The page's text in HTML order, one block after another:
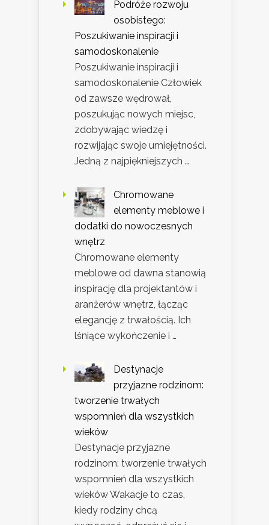
Podróże rozwoju
osobistego:
Poszukiwanie inspiracji i
samodoskonalenie
Poszukiwanie inspiracji i
samodoskonalenie Człowiek
od zawsze wędrował,
poszukując nowych miejsc,
zdobywając wiedzę i
rozwijając swoje umiejętności.
Jedną z najpiękniejszych …
Chromowane
elementy meblowe i
dodatki do nowoczesnych
wnętrz
Chromowane elementy
meblowe od dawna stanowią
inspirację dla projektantów i
aranżerów wnętrz, łącząc
elegancję z trwałością. Ich
lśniące wykończenie i …
Destynacje
przyjazne rodzinom:
tworzenie trwałych
wspomnień dla wszystkich
wieków
Destynacje przyjazne
rodzinom: tworzenie trwałych
wspomnień dla wszystkich
wieków Wakacje to czas,
kiedy rodziny chcą